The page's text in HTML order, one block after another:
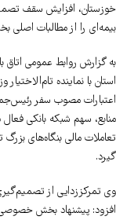
خوزستان، افزایش سقف
بیمه‌ای را از مطالبات
به گزارش روابط عمومی اتاق
استان با نماینده
اعتبارات مصوب سفر
منابع، سهم شبکه بانکی
تعاملات مالی بنگاه‌های
گیرد.
وی تمرکززدایی از
افزود: پیشنهاد بخش خصوصی